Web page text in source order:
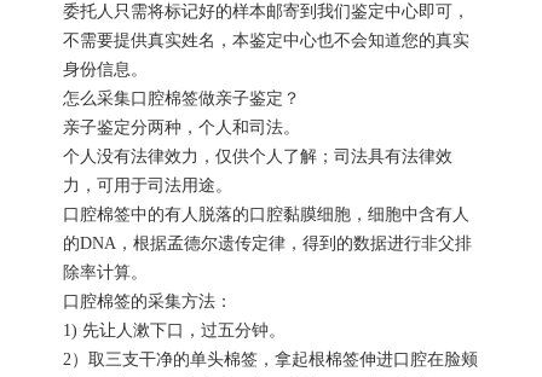
委托人只需将标记好的样本邮寄到我们鉴定中心即可，
不需要提供真实姓名，本鉴定中心也不会知道您的真实
身份信息。
怎么采集口腔棉签做亲子鉴定？
亲子鉴定分两种，个人和司法。
个人没有法律效力，仅供个人了解；司法具有法律效
力，可用于司法用途。
口腔棉签中的有人脱落的口腔黏膜细胞，细胞中含有人
的DNA，根据孟德尔遗传定律，得到的数据进行非父排
除率计算。
口腔棉签的采集方法：
1) 先让人漱下口，过五分钟。
2）取三支干净的单头棉签，拿起根棉签伸进口腔在脸颊